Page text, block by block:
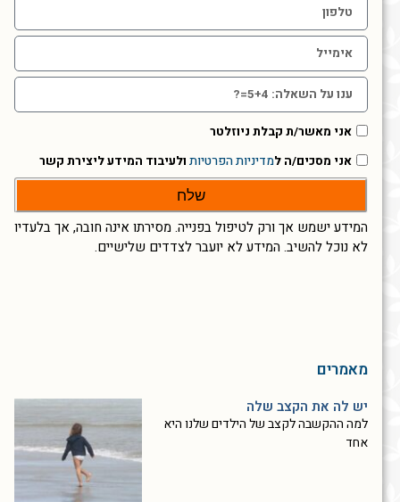
אני מאשר/ת קבלת ניוזלטר
אני מסכים/ה למדיניות הפרטיות ולעיבוד המידע ליצירת קשר
שלח
המידע ישמש אך ורק לטיפול בפנייה. מסירתו אינה חובה, אך בלעדיו
לא נוכל להשיב. המידע לא יועבר לצדדים שלישיים.
מאמרים
יש לה את הקצב שלה
למה ההקשבה לקצב של הילדים שלנו היא
אחד